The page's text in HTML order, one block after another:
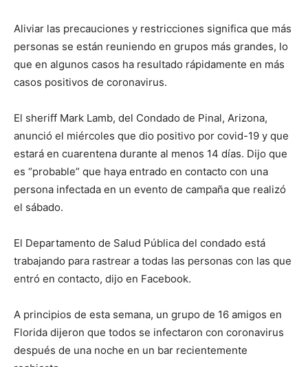
Aliviar las precauciones y restricciones significa que más
personas se están reuniendo en grupos más grandes, lo
que en algunos casos ha resultado rápidamente en más
casos positivos de coronavirus.
El sheriff Mark Lamb, del Condado de Pinal, Arizona,
anunció el miércoles que dio positivo por covid-19 y que
estará en cuarentena durante al menos 14 días. Dijo que
es “probable” que haya entrado en contacto con una
persona infectada en un evento de campaña que realizó
el sábado.
El Departamento de Salud Pública del condado está
trabajando para rastrear a todas las personas con las que
entró en contacto, dijo en Facebook.
A principios de esta semana, un grupo de 16 amigos en
Florida dijeron que todos se infectaron con coronavirus
después de una noche en un bar recientemente